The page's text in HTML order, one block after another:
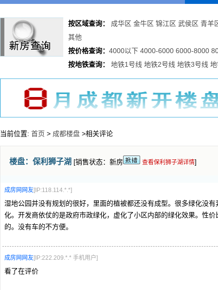
按区域查询： 成华区 金牛区 锦江区 武侯区 青羊
其他
按价格查询： 4000以下 4000-6000 6000-8000
按地铁查询：
地铁1号线 地铁2号线 地铁3号线
当前位置: 首页 > 成都楼盘 >相关评论
楼盘： 保利狮子湖 [销售状态：新房 查看保利狮子湖详情]
成房网网友[IP:118.114.*.*]
湿地公园并没有规划的很好，里面的植被都还没有成型。很多绿化没
化。开发商依仗的是政府市政绿化，虚化了小区内部的绿化效果。性
的。没有车的不方便。
成房网网友[IP:222.209.*.* 手机用户]
看了在评价